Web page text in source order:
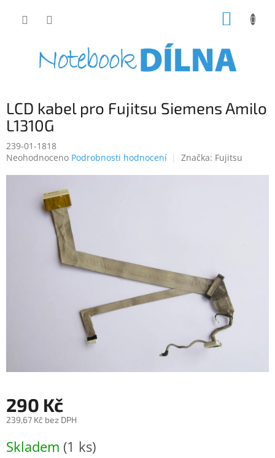
LCD kabel pro Fujitsu Siemens Amilo
L1310G
239-01-1818
Průměrné
Neohodnoceno Podrobnosti hodnocení Značka: Fujitsu
290 Kč
239,67 Kč bez DPH
cena:
Skladem (1 ks)